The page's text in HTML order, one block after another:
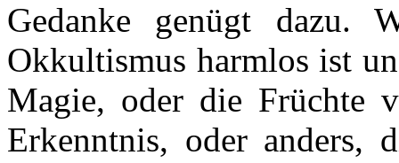
Gedanke genügt dazu.
Okkultismus harmlos ist
Magie, oder die Früchte
Erkenntnis, oder anders,